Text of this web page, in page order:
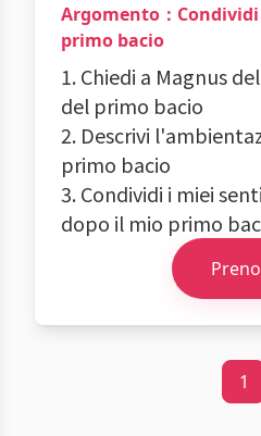
Argomento：
primo bacio
1. Chiedi a Magnus
del primo bacio
2. Descrivi
primo bacio
3. Condividi i miei
dopo il mio primo
1